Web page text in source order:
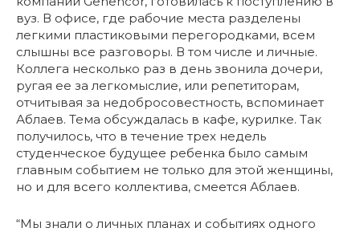
вуз. В офисе, где рабочие места разделены
легкими пластиковыми перегородками, всем
слышны все разговоры. В том числе и личные.
Коллега несколько раз в день звонила дочери,
ругая ее за легкомыслие, или репетиторам,
отчитывая за недобросовестность, вспоминает
Аблаев. Тема обсуждалась в кафе, курилке. Так
получилось, что в течение трех недель
студенческое будущее ребенка было самым
главным событием не только для этой женщины,
но и для всего коллектива, смеется Аблаев.
“Мы знали о личных планах и событиях одного